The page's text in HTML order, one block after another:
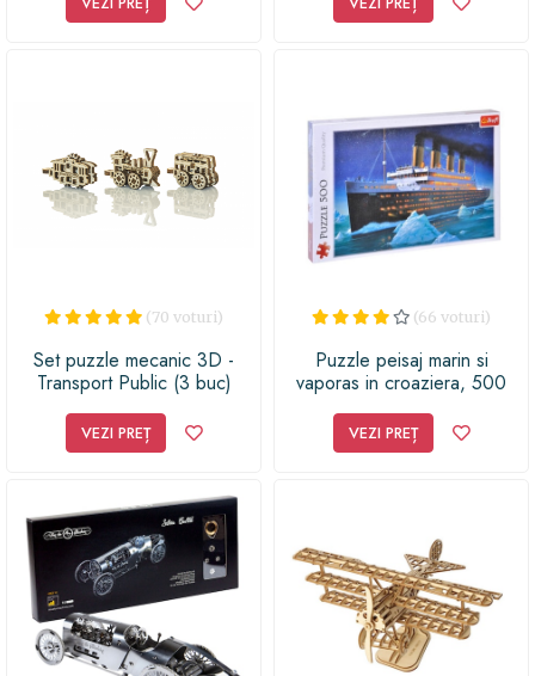
(70 voturi)
Set puzzle mecanic 3D -
Transport Public (3 buc)
VEZI PREȚ
(66 voturi)
Puzzle peisaj marin si
vaporas in croaziera, 500
VEZI PREȚ